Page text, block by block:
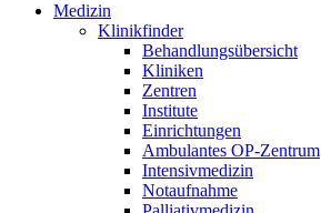
Medizin
Klinikfinder
Behandlungsübersicht
Kliniken
Zentren
Institute
Einrichtungen
Ambulantes OP-Zentrum
Intensivmedizin
Notaufnahme